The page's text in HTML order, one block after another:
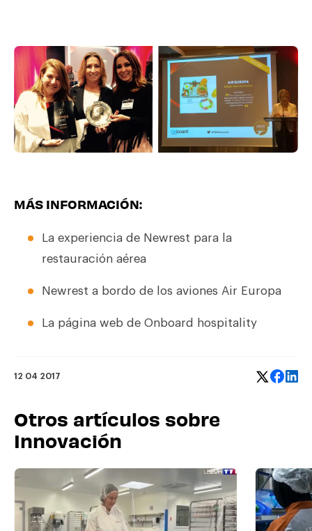
MÁS INFORMACIÓN:
La experiencia de Newrest para la
restauración aérea
Newrest a bordo de los aviones Air Europa
La página web de Onboard hospitality
12 04 2017
Otros artículos sobre
Innovación